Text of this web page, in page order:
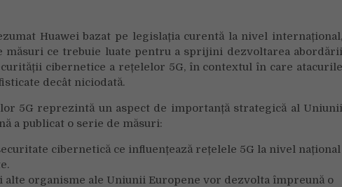
un
aspect
de
al
Uniunii
Huawei bazat pe legislația curentă la nivel internațional,
măsuri ce trebuie luate pentru a sprijini dezvoltarea abordării
cibernetice a rețelelor 5G, în contextul în care atacurile
decât niciodată.
5G reprezintă un aspect de importanță strategică al Uniunii
a publicat o serie de măsuri:
cibernetică ce influențează rețelele 5G la nivel național
organisme ale Uniunii Europene vor dezvolta împreună o